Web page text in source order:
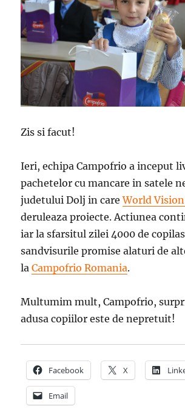
Zis si facut!
Ieri, echipa Campofrio a inceput
pachetelor cu mancare in satele
judetului Dolj in careWorld
deruleaza proiecte. Actiunea
iar la sfarsitul zilei 4000 de
sandvisurile promise alaturi de
laCampofrio Romania.
Multumim mult, Campofrio,
adusa copiilor este de nepretuit!
Facebook X
Email